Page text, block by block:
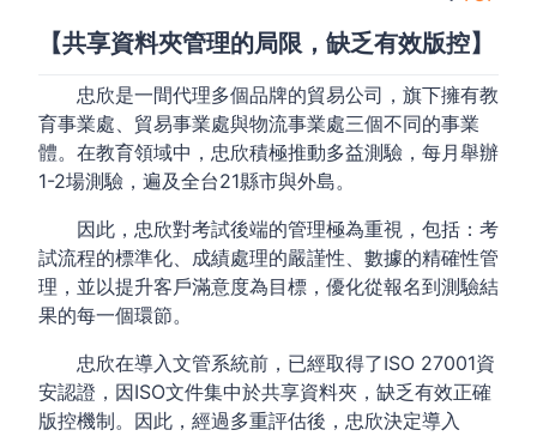
【共享資料夾管理的局限，缺乏有效版控】
忠欣是一間代理多個品牌的貿易公司，旗下擁有教
育事業處、貿易事業處與物流事業處三個不同的事業
體。在教育領域中，忠欣積極推動多益測驗，每月舉辦
1-2場測驗，遍及全台21縣市與外島。
因此，忠欣對考試後端的管理極為重視，包括：考
試流程的標準化、成績處理的嚴謹性、數據的精確性管
理，並以提升客戶滿意度為目標，優化從報名到測驗結
果的每一個環節。
忠欣在導入文管系統前，已經取得了ISO 27001資
安認證，因ISO文件集中於共享資料夾，缺乏有效正確
版控機制。因此，經過多重評估後，忠欣決定導入